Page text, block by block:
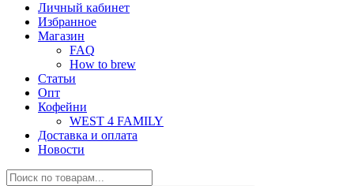
Личный кабинет
Избранное
Магазин
FAQ
How to brew
Статьи
Опт
Кофейни
WEST 4 FAMILY
Доставка и оплата
Новости